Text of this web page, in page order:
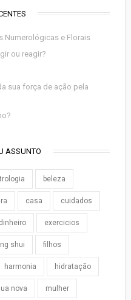
Numerológicas e Florais
ou reagir?
sua força de ação pela
ASSUNTO
beleza
casa cuidados
dinheiro exercicios
shui filhos
harmonia hidratação
lua nova mulher